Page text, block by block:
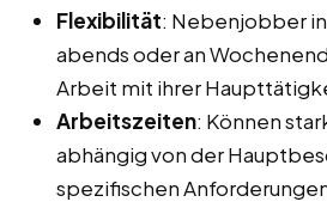
Flexibilität: Nebenjobber
abends oder an
Arbeit mit ihrer
Arbeitszeiten: Können
abhängig von der
spezifischen